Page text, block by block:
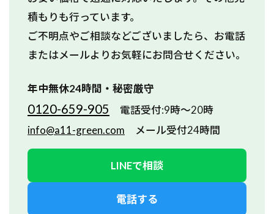
積もりも行っています。
ご不明点やご相談などございましたら、お電話
またはメールよりお気軽にお問合せください。
年中無休24時間・秘密厳守
0120-659-905 電話受付:9時～20時
info@a11-green.com メール受付24時間
LINEで相談
電話する